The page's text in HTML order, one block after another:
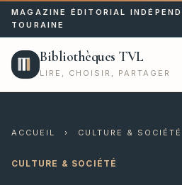
MAGAZINE ÉDITORIAL
TOURAINE
Bibliothèques TVL
LIRE, CHOISIR, PARTAGER
ACCUEIL › CULTURE & SOCIÉTÉ
CULTURE & SOCIÉTÉ